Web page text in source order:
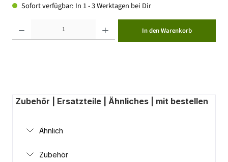
Sofort verfügbar: In 1 - 3 Werktagen bei Dir
In den Warenkorb
Zubehör | Ersatzteile | Ähnliches | mit bestellen
Ähnlich
Zubehör